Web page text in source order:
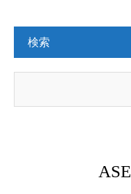
検索